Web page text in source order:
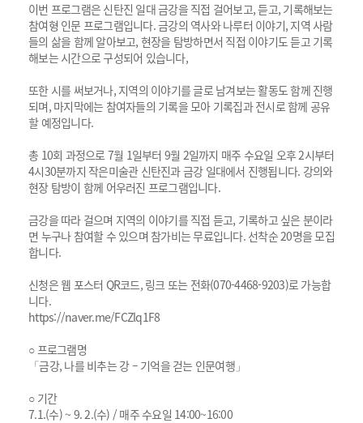
이번 프로그램은 신탄진 일대 금강을 직접 걸어보고, 듣고, 기록해보는
참여형 인문 프로그램입니다. 금강의 역사와 나루터 이야기, 지역 사람
들의 삶을 함께 알아보고, 현장을 탐방하면서 직접 이야기도 듣고 기록
해보는 시간으로 구성되어 있습니다,
또한 시를 써보거나, 지역의 이야기를 글로 남겨보는 활동도 함께 진행
되며, 마지막에는 참여자들의 기록을 모아 기록집과 전시로 함께 공유
할 예정입니다.
총 10회 과정으로 7월 1일부터 9월 2일까지 매주 수요일 오후 2시부터
4시30분까지 작은미술관 신탄진과 금강 일대에서 진행됩니다. 강의와
현장 탐방이 함께 어우러진 프로그램입니다.
금강을 따라 걸으며 지역의 이야기를 직접 듣고, 기록하고 싶은 분이라
면 누구나 참여할 수 있으며 참가비는 무료입니다. 선착순 20명을 모집
합니다.
신청은 웹 포스터 QR코드, 링크 또는 전화(070-4468-9203)로 가능합
니다.
https://naver.me/FCZlq1F8
○ 프로그램명
「금강, 나를 비추는 강 – 기억을 걷는 인문여행」
○ 기간
7.1.(수) ~ 9. 2.(수) / 매주 수요일 14:00~16:00